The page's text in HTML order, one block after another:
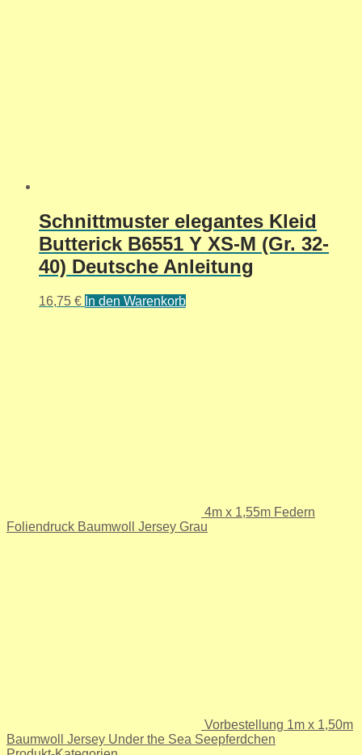
Schnittmuster elegantes Kleid
Butterick B6551 Y XS-M (Gr. 32-
40) Deutsche Anleitung
16,75 € In den Warenkorb
4m x 1,55m Federn
Foliendruck Baumwoll Jersey Grau
Vorbestellung 1m x 1,50m
Baumwoll Jersey Under the Sea Seepferdchen